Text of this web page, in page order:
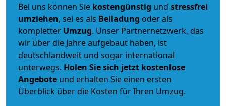
Bei uns können Sie kostengünstig und stressfrei
umziehen, sei es als Beiladung oder als
kompletter Umzug. Unser Partnernetzwerk, das
wir über die Jahre aufgebaut haben, ist
deutschlandweit und sogar international
unterwegs. Holen Sie sich jetzt kostenlose
Angebote und erhalten Sie einen ersten
Überblick über die Kosten für Ihren Umzug.